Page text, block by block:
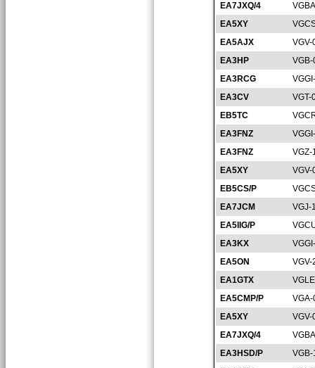
EA7JXQ/4
EA5XY
EA5AJX
VGV-
EA3HP
EA3RCG
EA3CV
VGT-
EB5TC
EA3FNZ
EA3FNZ
VGZ-
EA5XY
VGV-
EB5CS/P
EA7JCM
VGJ-
EA5IIG/P
EA3KX
EA5ON
VGV-
EA1GTX
EA5CMP/P
EA5XY
VGV-
EA7JXQ/4
EA3HSD/P